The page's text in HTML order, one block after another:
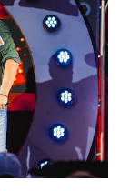
na promoção
da FAPIL
passado. O
compromisso
kg de alimento